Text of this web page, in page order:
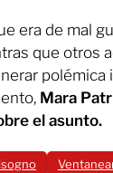
era de mal
que otros
polémica
Mara
el asunto.